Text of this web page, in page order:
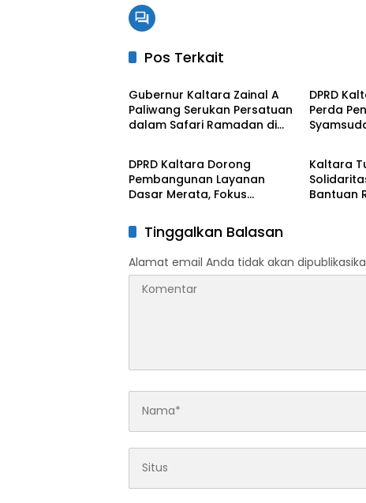
Pos Terkait
Pemprov Kaltara
Gubernur Kaltara Zainal A
Paliwang Serukan Persatuan
dalam Safari Ramadan di
DPRD
Perda
Pemprov Kaltara
DPRD Kaltara Dorong
Pembangunan Layanan
Dasar Merata, Fokus
dan Kesehatan
Pemprov
Kaltara
Bantuan
Tinggalkan Balasan
Alamat email Anda tidak akan